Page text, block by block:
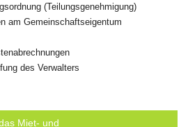
(Teilungsgenehmigung)
am Gemeinschaftseigentum
des Verwalters
Miet- und